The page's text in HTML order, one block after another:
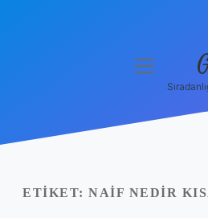
Yasal Uyarı
menüyü
ETIKET: NAIF NEDIR